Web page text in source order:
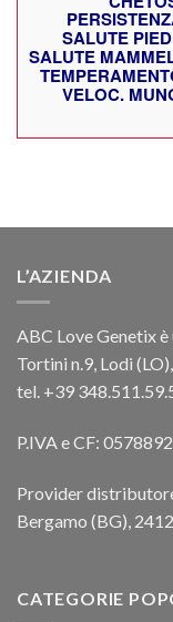
L’AZIENDA
ABC Love Genetix
Tortini n.9, Lodi
tel. +39
P.IVA e CF:
Provider
Bergamo (BG),
CATEGORIE